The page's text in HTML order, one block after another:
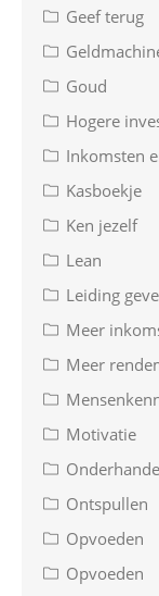
Geef terug
Goud
Hogere
Inkomsten
Kasboekje
Ken jezelf
Lean
Leiding
Meer
Meer
Motivatie
Ontspullen
Opvoeden
Opvoeden